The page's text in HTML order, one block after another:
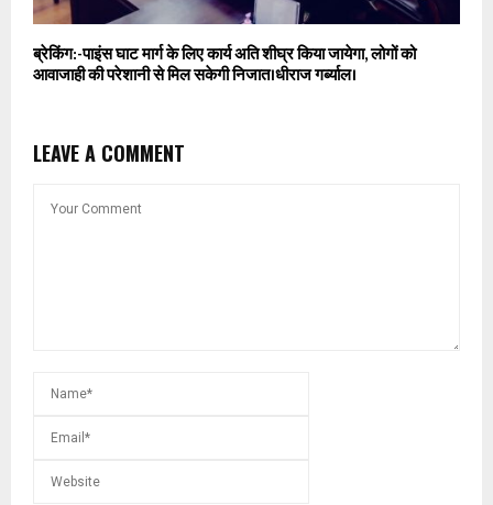
ब्रेकिंग:-पाइंस घाट मार्ग के लिए कार्य अति शीघ्र किया जायेगा, लोगों को
आवाजाही की परेशानी से मिल सकेगी निजात।धीराज गर्ब्याल।
LEAVE A COMMENT